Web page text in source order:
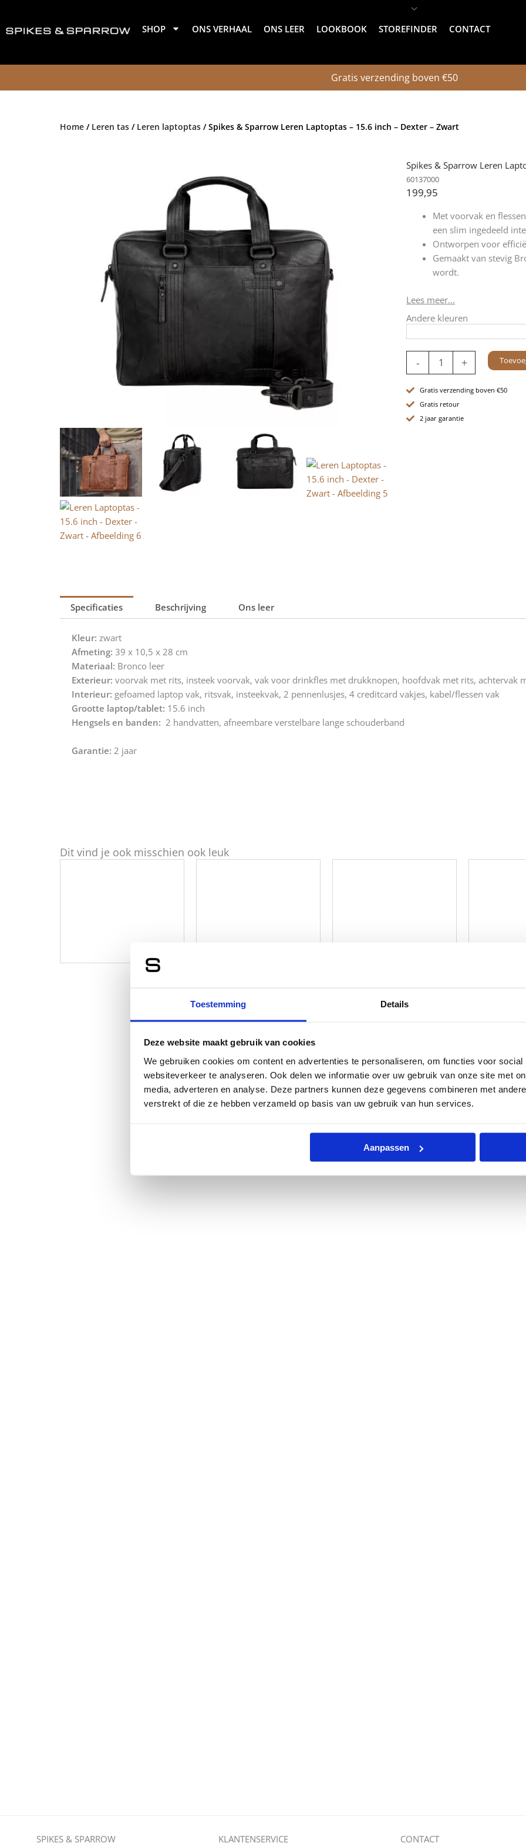
Toestemming Details
Deze website maakt gebruik van cookies
We gebruiken cookies om content en advertenties te personaliseren, om functies voor
websiteverkeer te analyseren. Ook delen we informatie over uw gebruik van onze site met
media, adverteren en analyse. Deze partners kunnen deze gegevens combineren met
verstrekt of die ze hebben verzameld op basis van uw gebruik van hun services.
Aanpassen
de
SHOP ONS VERHAAL ONS LEER LOOKBOOK STOREFINDER CONTACT
Gratis verzending boven €50
Home / Leren tas / Leren laptoptas / Spikes & Sparrow Leren Laptoptas – 15.6 inch – Dexter – Zwart
Spikes & Sparrow Leren
60137000
199,95
Met voorvak en
een slim ingedeeld
Ontworpen voor
Gemaakt van stevig
wordt.
Lees meer...
Andere kleuren
-
Laptoptas
15.6
inch
Dexter
+
Gratis verzending boven €50
Gratis retour
2 jaar garantie
Specificaties Beschrijving Ons leer
Kleur: zwart
Afmeting: 39 x 10,5 x 28 cm
Materiaal: Bronco leer
Exterieur: voorvak met rits, insteek voorvak, vak voor drinkfles met drukknopen, hoofdvak met rits, achtervak
Interieur: gefoamed laptop vak, ritsvak, insteekvak, 2 pennenlusjes, 4 creditcard vakjes, kabel/flessen vak
Grootte laptop/tablet: 15.6 inch
Hengsels en banden: 2 handvatten, afneembare verstelbare lange schouderband
Garantie: 2 jaar
Dit vind je ook misschien ook leuk
SPIKES & SPARROW KLANTENSERVICE CONTACT